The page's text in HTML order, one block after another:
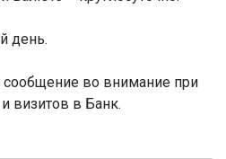
день.
во внимание при
визитов в Банк.